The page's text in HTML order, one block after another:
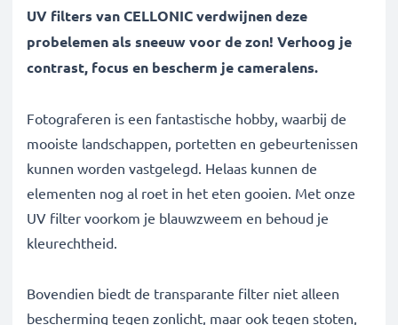
UV filters van CELLONIC verdwijnen deze
probelemen als sneeuw voor de zon! Verhoog je
contrast, focus en bescherm je cameralens.
Fotograferen is een fantastische hobby, waarbij de
mooiste landschappen, portetten en gebeurtenissen
kunnen worden vastgelegd. Helaas kunnen de
elementen nog al roet in het eten gooien. Met onze
UV filter voorkom je blauwzweem en behoud je
kleurechtheid.
Bovendien biedt de transparante filter niet alleen
bescherming tegen zonlicht, maar ook tegen stoten,